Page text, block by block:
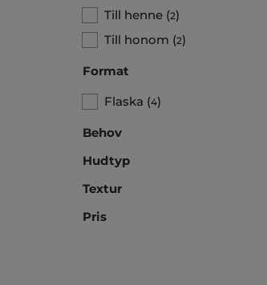
Till henne (2)
Till honom (2)
Format
Flaska (4)
Behov
Hudtyp
Textur
Pris